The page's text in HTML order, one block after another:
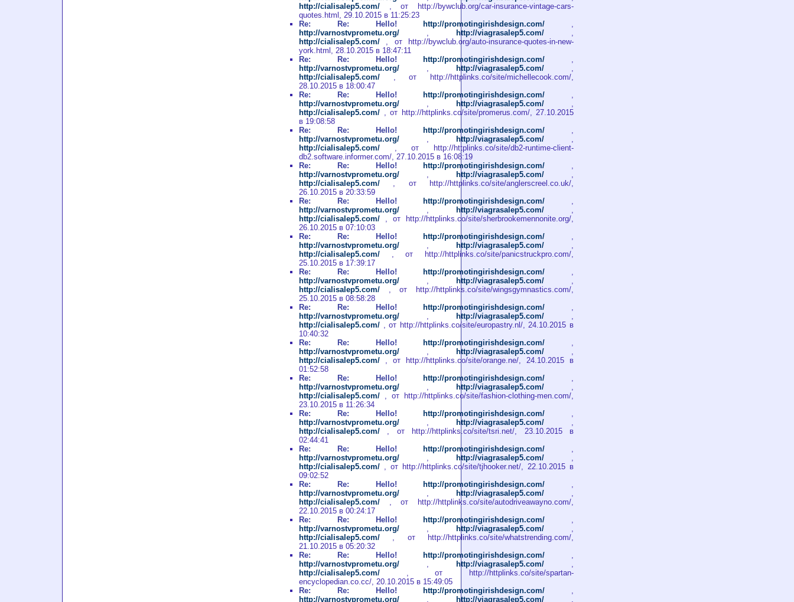
http://cialisalep5.com/ , от http://bywclub.org/car-insurance-vintage-cars-
quotes.html, 29.10.2015 в 11:25:23
Re: Re: Hello!
http://promotingirishdesign.com/ ,
http://varnostvprometu.org/ , http://viagrasalep5.com/ ,
http://cialisalep5.com/ , от http://bywclub.org/auto-insurance-quotes-in-new-
york.html, 28.10.2015 в 18:47:11
Re: Re: Hello!
http://promotingirishdesign.com/ ,
http://varnostvprometu.org/ , http://viagrasalep5.com/ ,
http://cialisalep5.com/ , от http://httplinks.co/site/michellecook.com/,
28.10.2015 в 18:00:47
Re: Re: Hello!
http://promotingirishdesign.com/ ,
http://varnostvprometu.org/ , http://viagrasalep5.com/ ,
http://cialisalep5.com/ , от http://httplinks.co/site/promerus.com/, 27.10.2015
в 19:08:58
Re: Re: Hello!
http://promotingirishdesign.com/ ,
http://varnostvprometu.org/ , http://viagrasalep5.com/ ,
http://cialisalep5.com/ , от http://httplinks.co/site/db2-runtime-client-
db2.software.informer.com/, 27.10.2015 в 16:08:19
Re: Re: Hello!
http://promotingirishdesign.com/ ,
http://varnostvprometu.org/ , http://viagrasalep5.com/ ,
http://cialisalep5.com/ , от http://httplinks.co/site/anglerscreel.co.uk/,
26.10.2015 в 20:33:59
Re: Re: Hello!
http://promotingirishdesign.com/ ,
http://varnostvprometu.org/ , http://viagrasalep5.com/ ,
http://cialisalep5.com/ , от http://httplinks.co/site/sherbrookemennonite.org/,
26.10.2015 в 07:10:03
Re: Re: Hello!
http://promotingirishdesign.com/ ,
http://varnostvprometu.org/ , http://viagrasalep5.com/ ,
http://cialisalep5.com/ , от http://httplinks.co/site/panicstruckpro.com/,
25.10.2015 в 17:39:17
Re: Re: Hello!
http://promotingirishdesign.com/ ,
http://varnostvprometu.org/ , http://viagrasalep5.com/ ,
http://cialisalep5.com/ , от http://httplinks.co/site/wingsgymnastics.com/,
25.10.2015 в 08:58:28
Re: Re: Hello!
http://promotingirishdesign.com/ ,
http://varnostvprometu.org/ , http://viagrasalep5.com/ ,
http://cialisalep5.com/ , от http://httplinks.co/site/europastry.nl/, 24.10.2015 в
10:40:32
Re: Re: Hello!
http://promotingirishdesign.com/ ,
http://varnostvprometu.org/ , http://viagrasalep5.com/ ,
http://cialisalep5.com/ , от http://httplinks.co/site/orange.ne/, 24.10.2015 в
01:52:58
Re: Re: Hello!
http://promotingirishdesign.com/ ,
http://varnostvprometu.org/ , http://viagrasalep5.com/ ,
http://cialisalep5.com/ , от http://httplinks.co/site/fashion-clothing-men.com/,
23.10.2015 в 11:26:34
Re: Re: Hello!
http://promotingirishdesign.com/ ,
http://varnostvprometu.org/ , http://viagrasalep5.com/ ,
http://cialisalep5.com/ , от http://httplinks.co/site/tsri.net/, 23.10.2015 в
02:44:41
Re: Re: Hello!
http://promotingirishdesign.com/ ,
http://varnostvprometu.org/ , http://viagrasalep5.com/ ,
http://cialisalep5.com/ , от http://httplinks.co/site/tjhooker.net/, 22.10.2015 в
09:02:52
Re: Re: Hello!
http://promotingirishdesign.com/ ,
http://varnostvprometu.org/ , http://viagrasalep5.com/ ,
http://cialisalep5.com/ , от http://httplinks.co/site/autodriveawayno.com/,
22.10.2015 в 00:24:17
Re: Re: Hello!
http://promotingirishdesign.com/ ,
http://varnostvprometu.org/ , http://viagrasalep5.com/ ,
http://cialisalep5.com/ , от http://httplinks.co/site/whatstrending.com/,
21.10.2015 в 05:20:32
Re: Re: Hello!
http://promotingirishdesign.com/ ,
http://varnostvprometu.org/ , http://viagrasalep5.com/ ,
http://cialisalep5.com/ , от http://httplinks.co/site/spartan-
encyclopedian.co.cc/, 20.10.2015 в 15:49:05
Re: Re: Hello!
http://promotingirishdesign.com/ ,
http://varnostvprometu.org/ , http://viagrasalep5.com/ ,